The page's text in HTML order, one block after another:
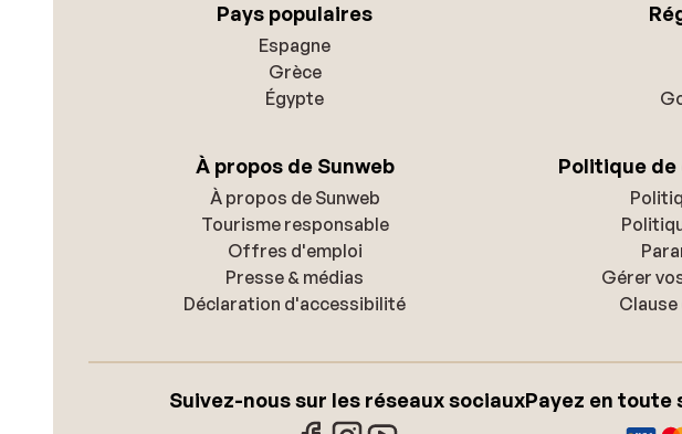
Pays populaires
Espagne
Grèce
Égypte
À propos de Sunweb
À propos de Sunweb
Tourisme responsable
Offres d'emploi
Presse & médias
Déclaration d'accessibilité
Politique
Gérer
Suivez-nous sur les réseaux sociauxPayez en